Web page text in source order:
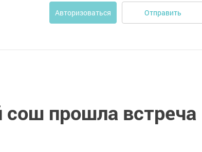
Авторизоваться Отправить
прошла встреча